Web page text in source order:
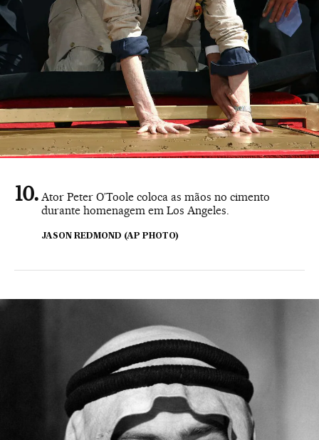
Ator Peter O’Toole coloca as mãos no cimento
durante homenagem em Los Angeles.
JASON REDMOND (AP PHOTO)